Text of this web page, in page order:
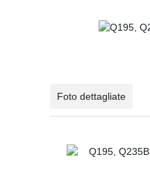
Foto dettagliate